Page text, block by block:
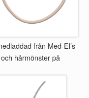
från Med-El’s
hårmönster på